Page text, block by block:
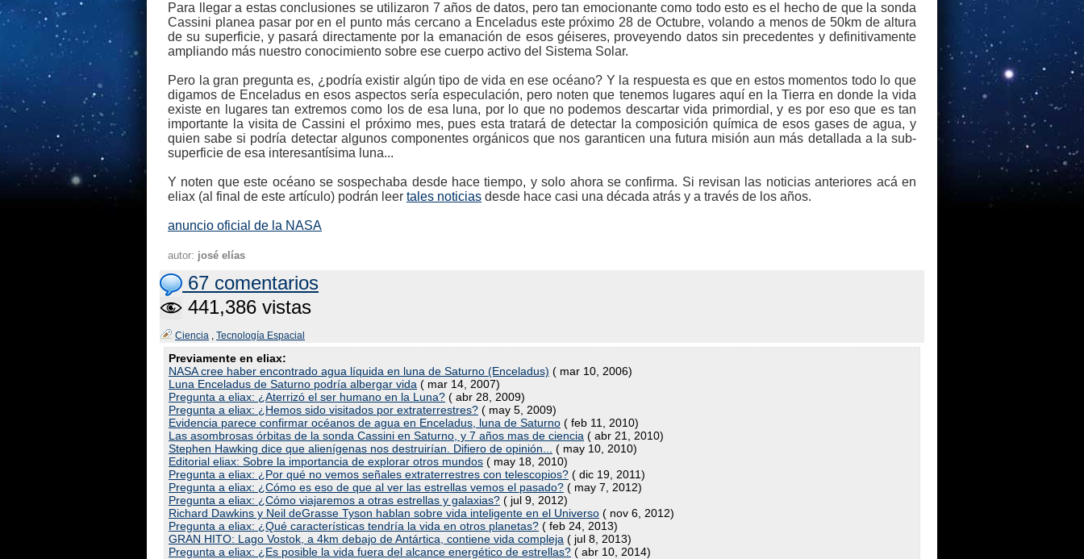
Para llegar a estas conclusiones se utilizaron 7 años de datos, pero tan emocionante como todo esto es el hecho de que la sonda
Cassini planea pasar por en el punto más cercano a Enceladus este próximo 28 de Octubre, volando a menos de 50km de altura
de su superficie, y pasará directamente por la emanación de esos géiseres, proveyendo datos sin precedentes y definitivamente
ampliando más nuestro conocimiento sobre ese cuerpo activo del Sistema Solar.
Pero la gran pregunta es, ¿podría existir algún tipo de vida en ese océano? Y la respuesta es que en estos momentos todo lo que
digamos de Enceladus en esos aspectos sería especulación, pero noten que tenemos lugares aquí en la Tierra en donde la vida
existe en lugares tan extremos como los de esa luna, por lo que no podemos descartar vida primordial, y es por eso que es tan
importante la visita de Cassini el próximo mes, pues esta tratará de detectar la composición química de esos gases de agua, y
quien sabe si podría detectar algunos componentes orgánicos que nos garanticen una futura misión aun más detallada a la sub-
superficie de esa interesantísima luna...
Y noten que este océano se sospechaba desde hace tiempo, y solo ahora se confirma. Si revisan las noticias anteriores acá en
eliax (al final de este artículo) podrán leer tales noticias desde hace casi una década atrás y a través de los años.
anuncio oficial de la NASA
autor: josé elías
67 comentarios
441,386 vistas
Ciencia , Tecnología Espacial
Previamente en eliax:
NASA cree haber encontrado agua líquida en luna de Saturno (Enceladus) ( mar 10, 2006)
Luna Enceladus de Saturno podría albergar vida ( mar 14, 2007)
Pregunta a eliax: ¿Aterrizó el ser humano en la Luna? ( abr 28, 2009)
Pregunta a eliax: ¿Hemos sido visitados por extraterrestres? ( may 5, 2009)
Evidencia parece confirmar océanos de agua en Enceladus, luna de Saturno ( feb 11, 2010)
Las asombrosas órbitas de la sonda Cassini en Saturno, y 7 años mas de ciencia ( abr 21, 2010)
Stephen Hawking dice que alienígenas nos destruirían. Difiero de opinión...
( may 10, 2010)
Editorial eliax: Sobre la importancia de explorar otros mundos ( may 18, 2010)
Pregunta a eliax: ¿Por qué no vemos señales extraterrestres con telescopios? ( dic 19, 2011)
Pregunta a eliax: ¿Cómo es eso de que al ver las estrellas vemos el pasado? ( may 7, 2012)
Pregunta a eliax: ¿Cómo viajaremos a otras estrellas y galaxias? ( jul 9, 2012)
Richard Dawkins y Neil deGrasse Tyson hablan sobre vida inteligente en el Universo ( nov 6, 2012)
Pregunta a eliax: ¿Qué características tendría la vida en otros planetas? ( feb 24, 2013)
GRAN HITO: Lago Vostok, a 4km debajo de Antártica, contiene vida compleja ( jul 8, 2013)
Pregunta a eliax: ¿Es posible la vida fuera del alcance energético de estrellas? ( abr 10, 2014)